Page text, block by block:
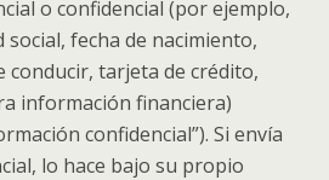
o confidencial (por ejemplo,
fecha de nacimiento,
conducir, tarjeta de crédito,
información financiera)
confidencial”). Si envía
lo hace bajo su propio